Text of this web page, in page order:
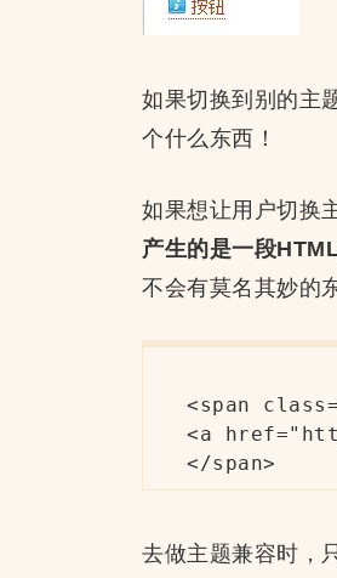
如果切换到别的主
个什么东西！
如果想让用户切换
产生的是一段
不会有莫名其妙的
<span
<a
</span>
去做主题兼容时，